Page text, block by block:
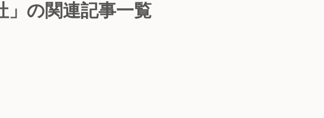
」の関連記事一覧